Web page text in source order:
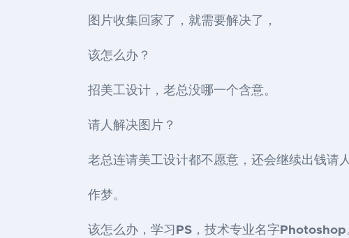
图片收集回家了，就需要解决了，
该怎么办？
招美工设计，老总没哪一个含意。
请人解决图片？
老总连请美工设计都不愿意，还会继续出钱请
作梦。
该怎么办，学习 PS ，技术专业名字Photoshop